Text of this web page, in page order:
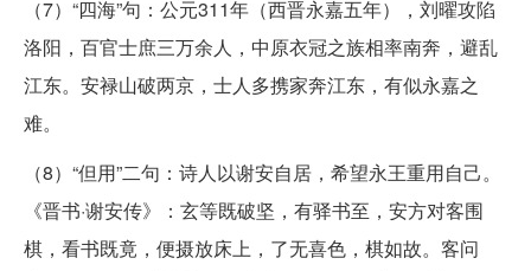
（7）“四海”句：公元311年（西晋永嘉五年），刘曜攻陷
洛阳，百官士庶三万余人，中原衣冠之族相率南奔，避乱
江东。安禄山破两京，士人多携家奔江东，有似永嘉之
难。
（8）“但用”二句：诗人以谢安自居，希望永王重用自己。
《晋书·谢安传》：玄等既破坚，有驿书至，安方对客围
棋，看书既竟，便摄放床上，了无喜色，棋如故。客问